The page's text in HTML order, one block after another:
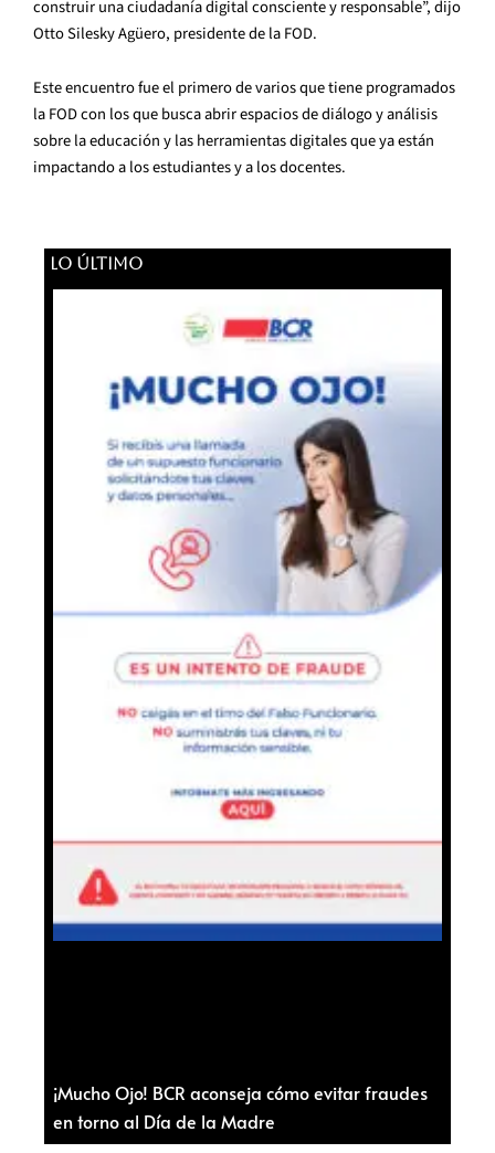
construir una ciudadanía digital consciente y responsable”, dijo
Otto Silesky Agüero, presidente de la FOD.
Este encuentro fue el primero de varios que tiene programados
la FOD con los que busca abrir espacios de diálogo y análisis
sobre la educación y las herramientas digitales que ya están
impactando a los estudiantes y a los docentes.
LO ÚLTIMO
¡Mucho Ojo! BCR aconseja cómo evitar fraudes
en torno al Día de la Madre